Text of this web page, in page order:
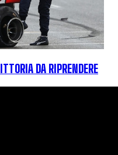
DA RIPRENDERE